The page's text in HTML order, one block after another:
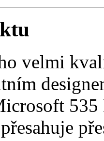
velmi
535